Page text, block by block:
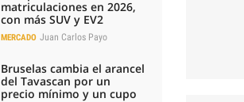
matriculaciones en 2026,
con más SUV y EV2
MERCADO Juan Carlos Payo
Bruselas cambia el arancel
del Tavascan por un
precio mínimo y un cupo